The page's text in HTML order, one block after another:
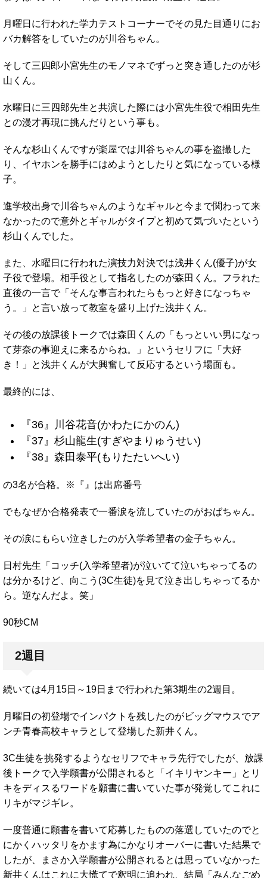
月曜日に行われた学力テストコーナーでその見た目通りにお
バカ解答をしていたのが川谷ちゃん。
そして三四郎小宮先生のモノマネでずっと突き通したのが杉
山くん。
水曜日に三四郎先生と共演した際には小宮先生役で相田先生
との漫才再現に挑んだりという事も。
そんな杉山くんですが楽屋では川谷ちゃんの事を盗撮した
り、イヤホンを勝手にはめようとしたりと気になっている様
子。
進学校出身で川谷ちゃんのようなギャルと今まで関わって来
なかったので意外とギャルがタイプと初めて気づいたという
杉山くんでした。
また、水曜日に行われた演技力対決では浅井くん(優子)が女
子役で登場。相手役として指名したのが森田くん。フラれた
直後の一言で「そんな事言われたらもっと好きになっちゃ
う。」と言い放って教室を盛り上げた浅井くん。
その後の放課後トークでは森田くんの「もっといい男になっ
て芽奈の事迎えに来るからね。」というセリフに「大好
き！」と浅井くんが大興奮して反応するという場面も。
最終的には、
『36』川谷花音(かわたにかのん)
『37』杉山龍生(すぎやまりゅうせい)
『38』森田泰平(もりたたいへい)
の3名が合格。※『』は出席番号
でもなぜか合格発表で一番涙を流していたのがおばちゃん。
その涙にもらい泣きしたのが入学希望者の金子ちゃん。
日村先生「コッチ(入学希望者)が泣いてて泣いちゃってるの
は分かるけど、向こう(3C生徒)を見て泣き出しちゃってるか
ら。逆なんだよ。笑」
90秒CM
2週目
続いては4月15日～19日まで行われた第3期生の2週目。
月曜日の初登場でインパクトを残したのがビッグマウスでア
ンチ青春高校キャラとして登場した新井くん。
3C生徒を挑発するようなセリフでキャラ先行でしたが、放課
後トークで入学願書が公開されると「イキリヤンキー」とリ
キをディスるワードを願書に書いていた事が発覚してこれに
リキがマジギレ。
一度普通に願書を書いて応募したものの落選していたのでと
にかくハッタリをかます為にかなりオーバーに書いた結果で
したが、まさか入学願書が公開されるとは思っていなかった
新井くんはこれに大慌てで釈明に追われ、結局「みんなごめ